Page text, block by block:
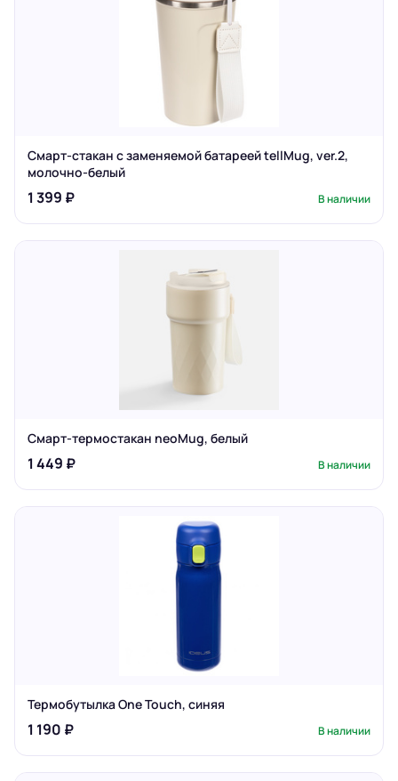
Смарт-стакан с заменяемой батареей tellMug, ver.2,
молочно-белый
1 399 ₽ В наличии
Смарт-термостакан neoMug, белый
1 449 ₽ В наличии
Термобутылка One Touch, синяя
1 190 ₽ В наличии